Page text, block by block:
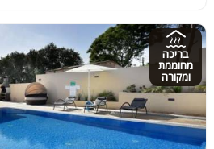
בריכה
מחוממת
ומקורה